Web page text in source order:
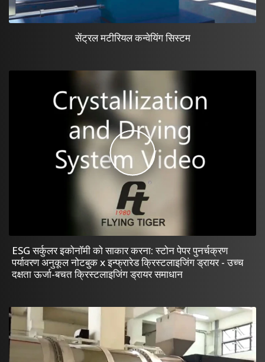
सेंट्रल मटीरियल कन्वेयिंग सिस्टम
ESG सर्कुलर इकोनॉमी को साकार करना: स्टोन पेपर पुनर्चक्रण
पर्यावरण अनुकूल नोटबुक x इन्फ्रारेड क्रिस्टलाइजिंग ड्रायर - उच्च
दक्षता ऊर्जा-बचत क्रिस्टलाइजिंग ड्रायर समाधान